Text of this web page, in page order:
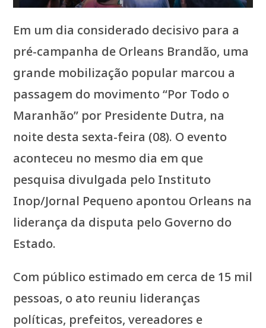
Em um dia considerado decisivo para a
pré-campanha de Orleans Brandão, uma
grande mobilização popular marcou a
passagem do movimento “Por Todo o
Maranhão” por Presidente Dutra, na
noite desta sexta-feira (08). O evento
aconteceu no mesmo dia em que
pesquisa divulgada pelo Instituto
Inop/Jornal Pequeno apontou Orleans na
liderança da disputa pelo Governo do
Estado.
Com público estimado em cerca de 15 mil
pessoas, o ato reuniu lideranças
políticas, prefeitos, vereadores e